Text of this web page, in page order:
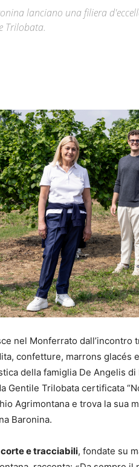
lanciano una filiera
Trilobata.
nel Monferrato dall’incontro
confetture, marrons glacés
della famiglia De Angelis
Gentile Trilobata certificata
Agrimontana e trova la sua
Baronina.
e tracciabili, fondate su